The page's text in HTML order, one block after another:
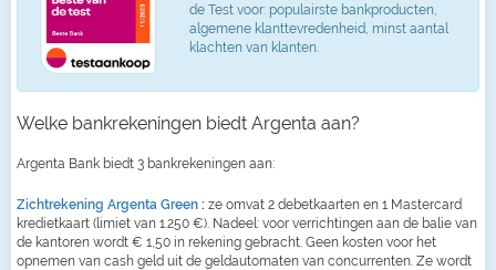
de Test voor: populairste bankproducten,
algemene klanttevredenheid, minst aantal
klachten van klanten.
Welke bankrekeningen biedt Argenta aan?
Argenta Bank biedt 3 bankrekeningen aan:
Zichtrekening Argenta Green : ze omvat 2 debetkaarten en 1 Mastercard
kredietkaart (limiet van 1.250 €). Nadeel: voor verrichtingen aan de balie van
de kantoren wordt € 1,50 in rekening gebracht. Geen kosten voor het
opnemen van cash geld uit de geldautomaten van concurrenten. Ze wordt